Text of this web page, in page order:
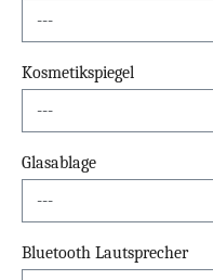
Kosmetikspiegel
Glasablage
Bluetooth Lautsprecher